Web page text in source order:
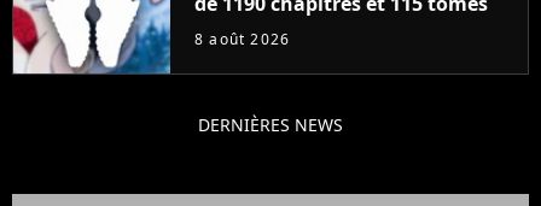
8 août 2026
DERNIÈRES NEWS